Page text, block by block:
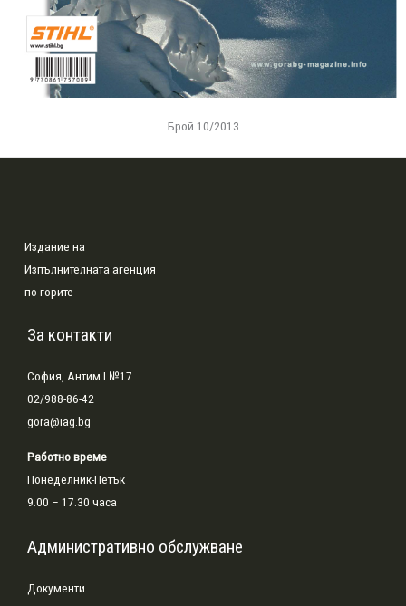
Брой 10/2013
Издание на
Изпълнителната агенция
по горите
За контакти
София, Антим I №17
02/988-86-42
gora@iag.bg
Работно време
Понеделник-Петък
9.00 – 17.30 часа
Административно обслужване
Документи